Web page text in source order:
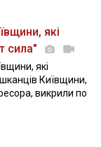
які
сила"
які
Київщини,
викрили по